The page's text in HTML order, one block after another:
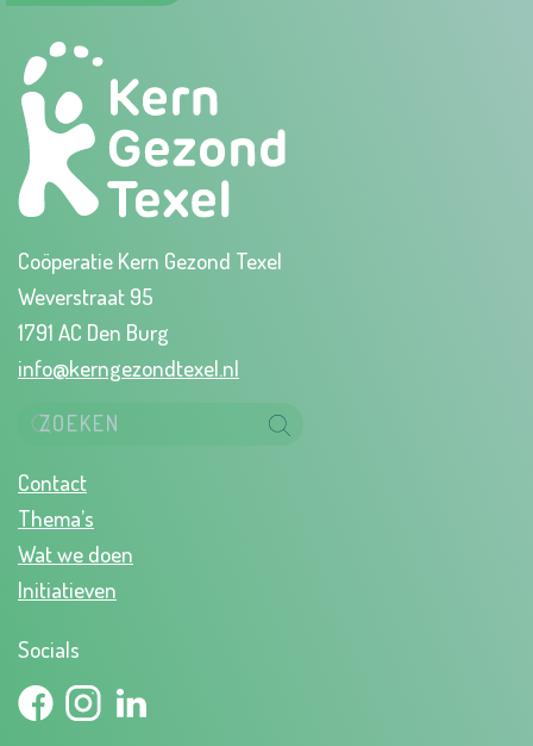
Coöperatie Kern Gezond Texel
Weverstraat 95
1791 AC Den Burg
info@kerngezondtexel.nl
Contact
Thema’s
Wat we doen
Initiatieven
Socials